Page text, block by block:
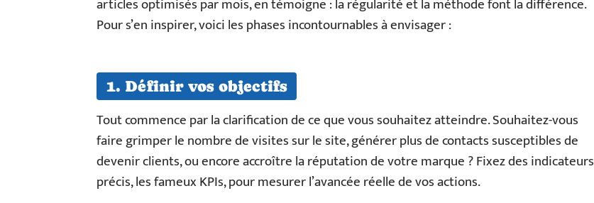
Pour s’en inspirer, voici les phases incontournables à envisager :
1. Définir vos objectifs
Tout commence par la clarification de ce que vous souhaitez atteindre. Souhaitez-vous
faire grimper le nombre de visites sur le site, générer plus de contacts susceptibles de
devenir clients, ou encore accroître la réputation de votre marque ? Fixez des indicateurs
précis, les fameux KPIs, pour mesurer l’avancée réelle de vos actions.